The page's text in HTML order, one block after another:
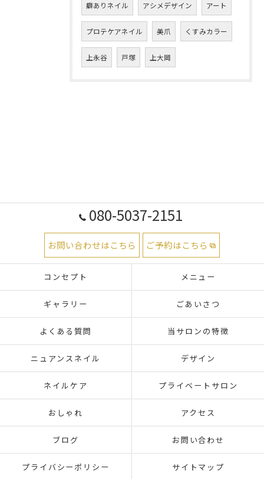
癖ありネイル アシメデザイン アート
プロテケアネイル 美爪 くすみカラー
上永谷 戸塚 上大岡
080-5037-2151
お問い合わせはこちら ご予約はこちら
コンセプト メニュー
ギャラリー ごあいさつ
よくある質問 当サロンの特徴
ニュアンスネイル デザイン
ネイルケア プライベートサロン
おしゃれ アクセス
ブログ お問い合わせ
プライバシーポリシー サイトマップ